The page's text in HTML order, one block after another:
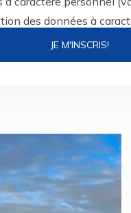
des données à